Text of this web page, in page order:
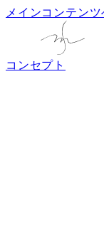
メインコンテン
コンセプト